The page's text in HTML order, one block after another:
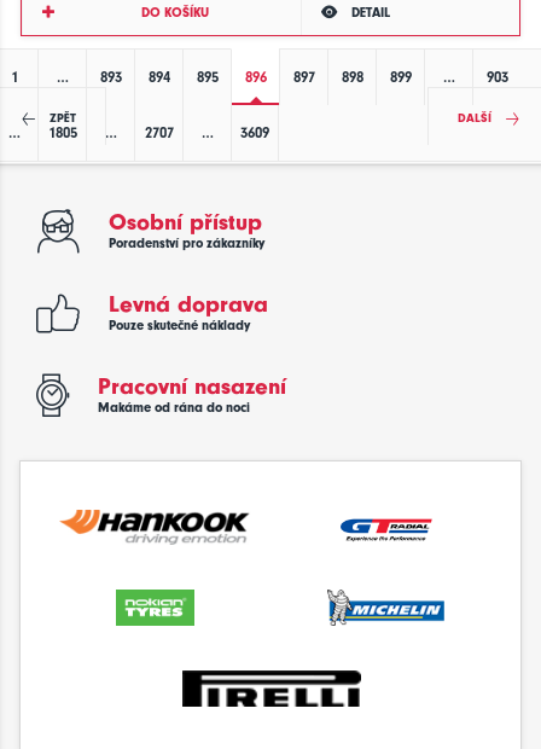
DO KOŠÍKU DETAIL
ZPĚT
1 … 893 894 895 896 897 898 899 … 903
… 1805 … 2707 … 3609
DALŠÍ
Osobní přístup
Poradenství pro zákazníky
Levná doprava
Pouze skutečné náklady
Pracovní nasazení
Makáme od rána do noci